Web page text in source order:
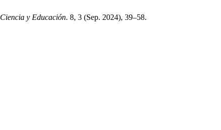
Ciencia y Educación. 8, 3 (Sep. 2024), 39–58.